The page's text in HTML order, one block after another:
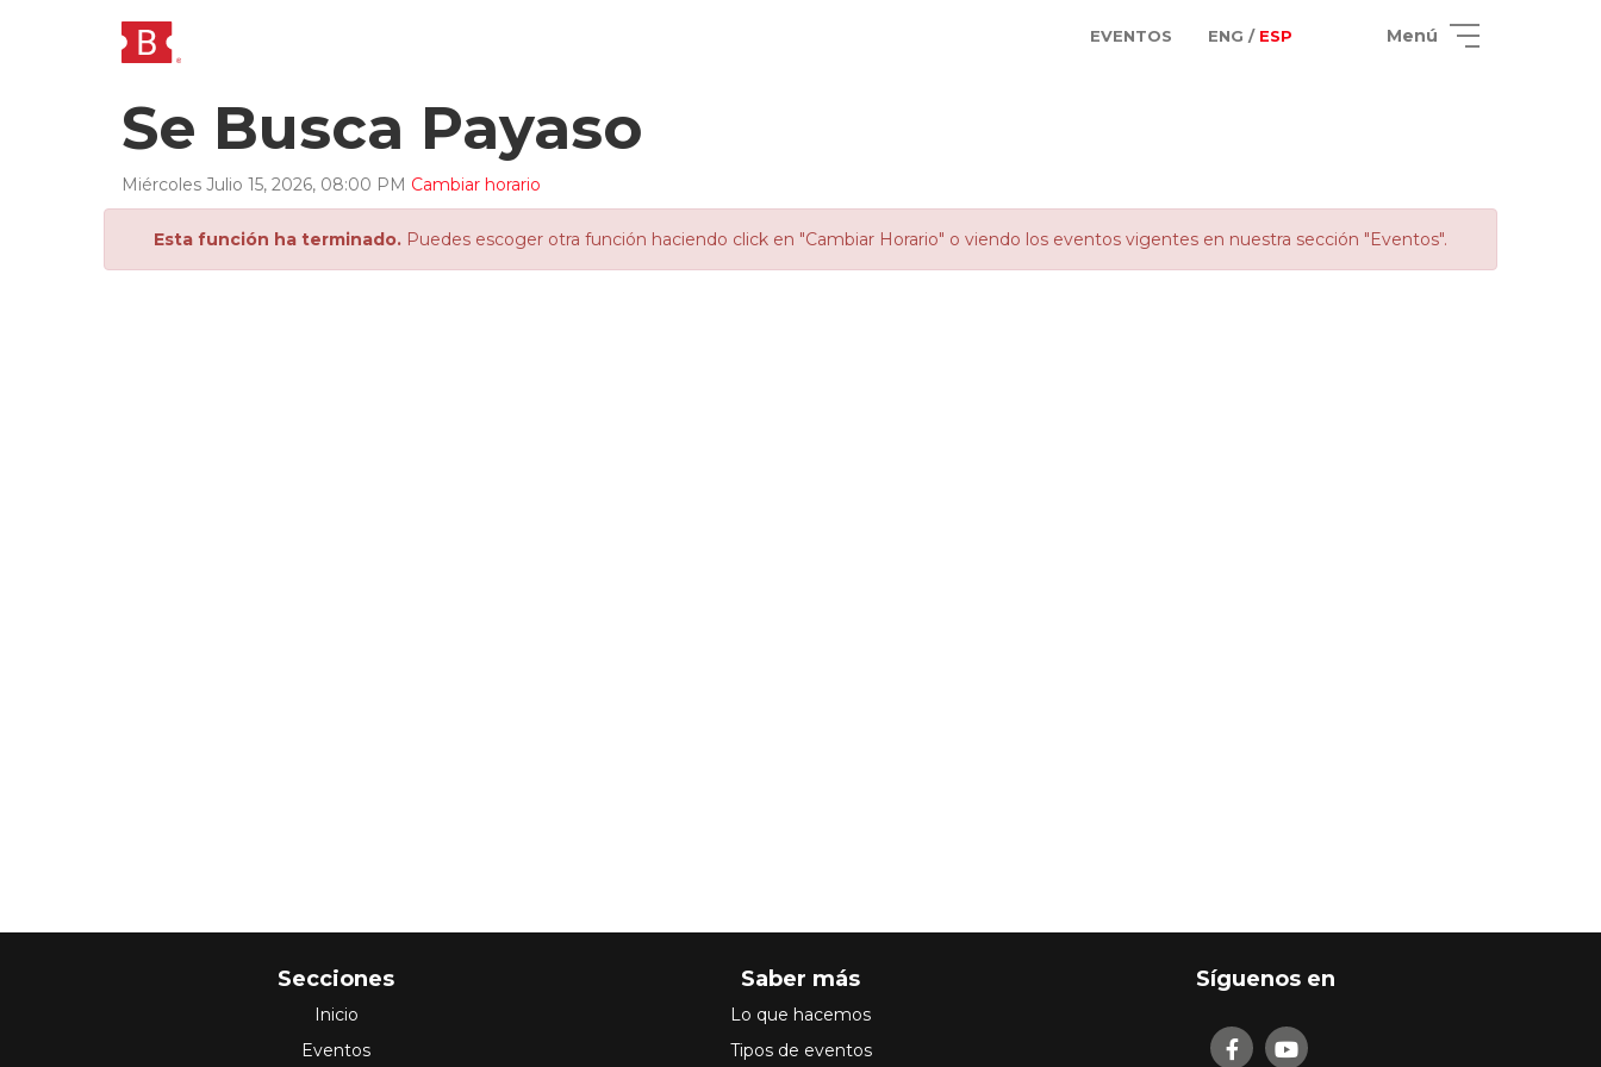
EVENTOS ENG / ESP Menú
Se Busca Payaso
Miércoles Julio 15, 2026, 08:00 PM Cambiar horario
Esta función ha terminado. Puedes escoger otra función haciendo click en "Cambiar Horario" o viendo los eventos vigentes en nuestra sección "Eventos".
Secciones
Inicio
Eventos
Saber más
Lo que hacemos
Tipos de eventos
Síguenos en